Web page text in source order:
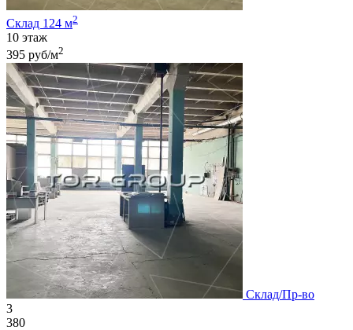
Склад 124 м2
10 этаж
395 руб/м2
Склад/Пр-во
3
380